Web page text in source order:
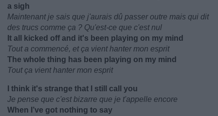
a sigh
Maintenant je sais que j'aurais dû passer outre mais qui dit
des trucs comme ça ? Qu'est-ce que c'est nul
It all kicked off and it's been playing on my mind
Tout a commencé, et ça vient hanter mon esprit
The whole thing has been playing on my mind
Tout ça vient hanter mon esprit
I think it's strange that I still call you
Je pense que c'est bizarre que je t'appelle encore
When I’ve got nothing to say